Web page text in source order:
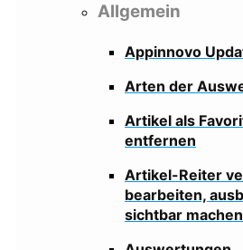
Allgemein
Appinnovo
Arten der
Artikel als
entfernen
Artikel-Reiter
bearbeiten,
sichtbar machen